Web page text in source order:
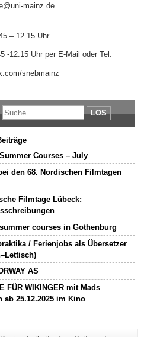
mainz.de
– 12.15 Uhr
-12.15 Uhr per E-Mail oder Tel.
snebmainz
LOS
Courses – July
den 68. Nordischen Filmtagen
Filmtage Lübeck:
courses in Gothenburg
/ Ferienjobs als Übersetzer
AS
FÜR WIKINGER mit Mads
ab 25.12.2025 im Kino